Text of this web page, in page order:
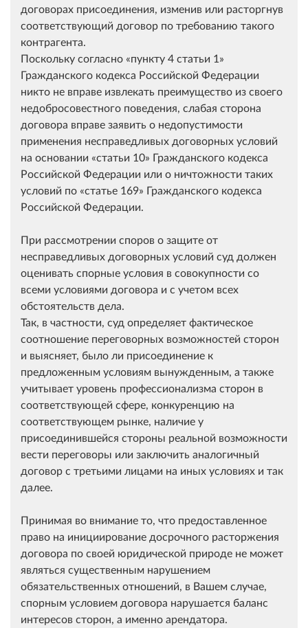
договорах присоединения, изменив или расторгнув
соответствующий договор по требованию такого
контрагента.
Поскольку согласно
пункту 4 статьи 1
Гражданского кодекса Российской Федерации
никто не вправе извлекать преимущество из своего
недобросовестного поведения, слабая сторона
договора вправе заявить о недопустимости
применения несправедливых договорных условий
на основании
статьи 10
Гражданского кодекса
Российской Федерации или о ничтожности таких
условий по статье 169
Гражданского кодекса
Российской Федерации.
При рассмотрении споров о защите от
несправедливых договорных условий суд должен
оценивать спорные условия в совокупности со
всеми условиями договора и с учетом всех
обстоятельств дела.
Так, в частности, суд определяет фактическое
соотношение переговорных возможностей сторон
и выясняет, было ли присоединение к
предложенным условиям вынужденным, а также
учитывает уровень профессионализма сторон в
соответствующей сфере, конкуренцию на
соответствующем рынке, наличие у
присоединившейся стороны реальной возможности
вести переговоры или заключить аналогичный
договор с третьими лицами на иных условиях и так
далее.
Принимая во внимание то, что предоставленное
право на инициирование досрочного расторжения
договора по своей юридической природе не может
являться существенным нарушением
обязательственных отношений, в Вашем случае,
спорным условием договора нарушается баланс
интересов сторон, а именно арендатора.